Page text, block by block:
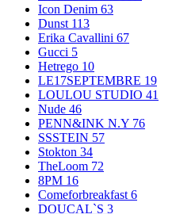
Icon Denim 63
Dunst 113
Erika Cavallini 67
Gucci 5
Hetrego 10
LE17SEPTEMBRE 19
LOULOU STUDIO 41
Nude 46
PENN&INK N.Y 76
SSSTEIN 57
Stokton 34
TheLoom 72
8PM 16
Comeforbreakfast 6
DOUCAL`S 3